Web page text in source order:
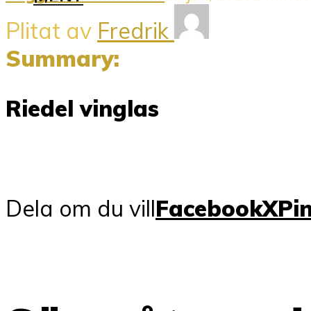
Plitat av Fredrik
Summary:
Riedel vinglas
Dela om du villFacebookX